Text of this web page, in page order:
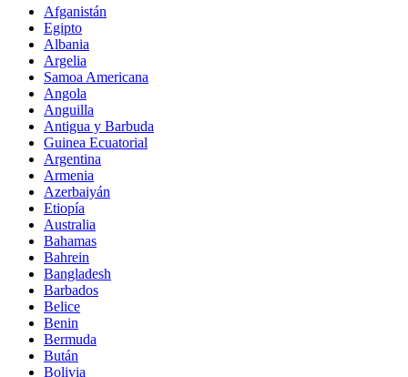
Afganistán
Egipto
Albania
Argelia
Samoa Americana
Angola
Anguilla
Antigua y Barbuda
Guinea Ecuatorial
Argentina
Armenia
Azerbaiyán
Etiopía
Australia
Bahamas
Bahrein
Bangladesh
Barbados
Belice
Benin
Bermuda
Bután
Bolivia